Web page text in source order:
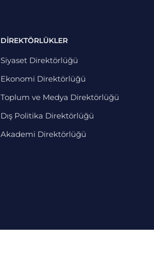
DİREKTÖRLÜKLER
Siyaset Direktörlüğü
Ekonomi Direktörlüğü
Toplum ve Medya Direktörlüğü
Dış Politika Direktörlüğü
Akademi Direktörlüğü